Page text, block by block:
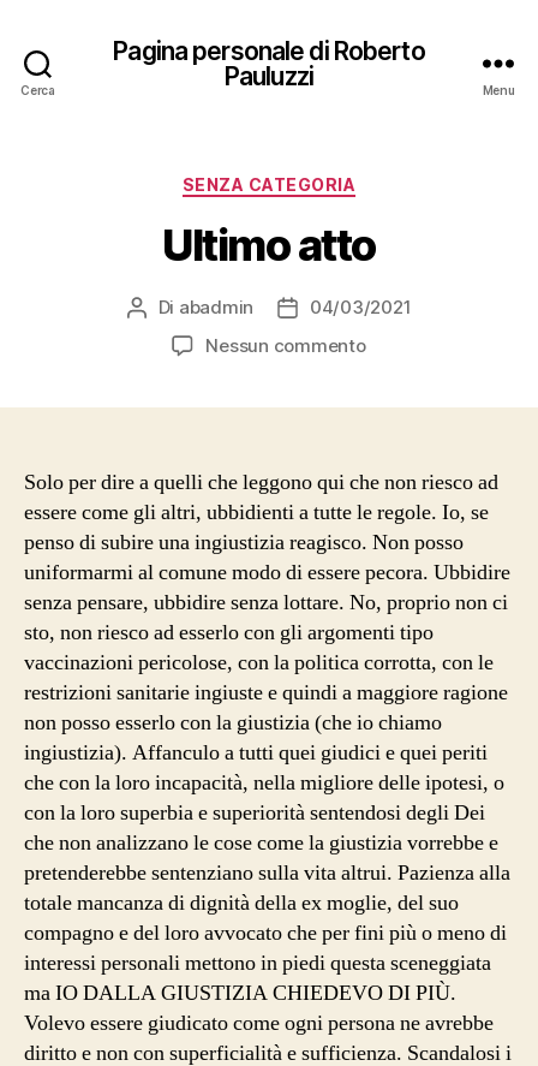
Cerca
Pagina personale di Roberto
Pauluzzi
Menu
Categorie
SENZA CATEGORIA
Ultimo atto
Autore
articolo
Di abadmin
Data04/03/2021
Nessun commentosu
Solo per dire a quelli che leggono qui che non riesco ad
essere come gli altri, ubbidienti a tutte le regole. Io, se
penso di subire una ingiustizia reagisco. Non posso
uniformarmi al comune modo di essere pecora. Ubbidire
senza pensare, ubbidire senza lottare. No, proprio non ci
sto, non riesco ad esserlo con gli argomenti tipo
vaccinazioni pericolose, con la politica corrotta, con le
restrizioni sanitarie ingiuste e quindi a maggiore ragione
non posso esserlo con la giustizia (che io chiamo
ingiustizia). Affanculo a tutti quei giudici e quei periti
che con la loro incapacità, nella migliore delle ipotesi, o
con la loro superbia e superiorità sentendosi degli Dei
che non analizzano le cose come la giustizia vorrebbe e
pretenderebbe sentenziano sulla vita altrui. Pazienza alla
totale mancanza di dignità della ex moglie, del suo
compagno e del loro avvocato che per fini più o meno di
interessi personali mettono in piedi questa sceneggiata
ma IO DALLA GIUSTIZIA CHIEDEVO DI PIÙ.
Volevo essere giudicato come ogni persona ne avrebbe
diritto e non con superficialità e sufficienza. Scandalosi i